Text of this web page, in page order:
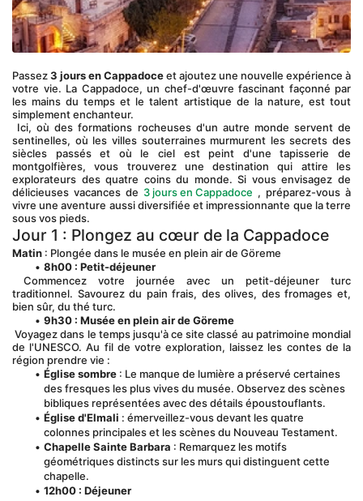
Passez 3 jours en Cappadoce et ajoutez une nouvelle expérience à
votre vie. La Cappadoce, un chef-d'œuvre fascinant façonné par
les mains du temps et le talent artistique de la nature, est tout
simplement enchanteur.
sentinelles, où les villes souterraines murmurent les secrets des
siècles passés et où le ciel est peint d'une tapisserie de
montgolfières, vous trouverez une destination qui attire les
explorateurs des quatre coins du monde. Si vous envisagez de
délicieuses vacances de 3 jours en Cappadoce , préparez-vous à
vivre une aventure aussi diversifiée et impressionnante que la terre
sous vos pieds.
Jour 1 : Plongez au cœur de la Cappadoce
Matin : Plongée dans le musée en plein air de Göreme
8h00 : Petit-déjeuner
traditionnel. Savourez du pain frais, des olives, des fromages et,
bien sûr, du thé turc.
9h30 : Musée en plein air de Göreme
Voyagez dans le temps jusqu'à ce site classé au patrimoine mondial
de l'UNESCO. Au fil de votre exploration, laissez les contes de la
région prendre vie :
Église sombre : Le manque de lumière a préservé certaines
des fresques les plus vives du musée. Observez des scènes
bibliques représentées avec des détails époustouflants.
Église d'Elmali : émerveillez-vous devant les quatre
colonnes principales et les scènes du Nouveau Testament.
Chapelle Sainte Barbara : Remarquez les motifs
géométriques distincts sur les murs qui distinguent cette
chapelle.
12h00 : Déjeuner